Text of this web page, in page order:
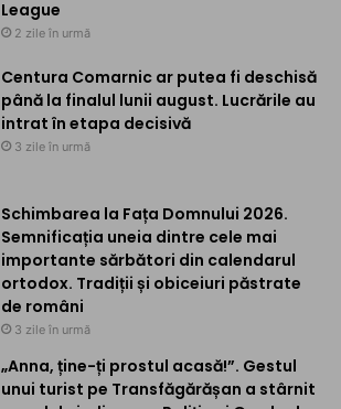
League
2 zile în urmă
Centura Comarnic ar putea fi deschisă
până la finalul lunii august. Lucrările au
intrat în etapa decisivă
3 zile în urmă
Schimbarea la Fața Domnului 2026.
Semnificația uneia dintre cele mai
importante sărbători din calendarul
ortodox. Tradiții și obiceiuri păstrate
de români
3 zile în urmă
„Anna, ține-ți prostul acasă!”. Gestul
unui turist pe Transfăgărășan a stârnit